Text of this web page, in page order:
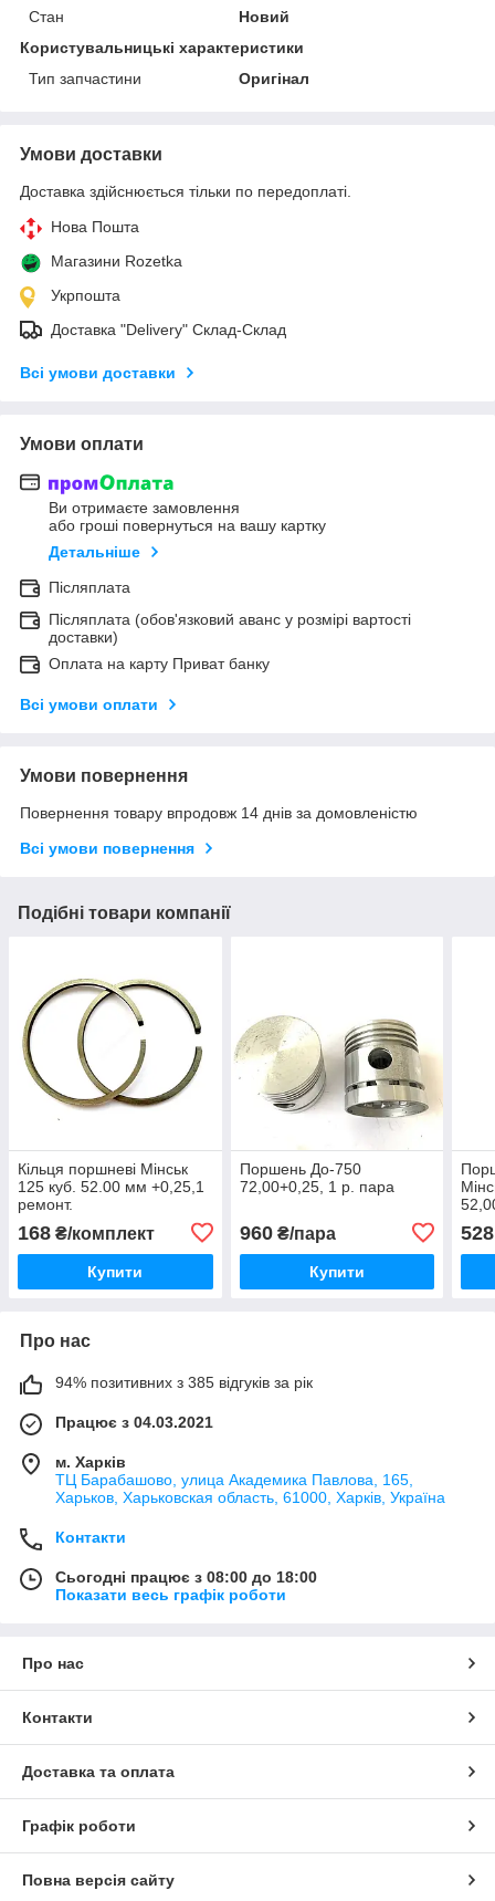
Стан
Новий
Користувальницькі характеристики
Тип запчастини
Оригінал
Умови доставки
Доставка здійснюється тільки по передоплаті.
Нова Пошта
Магазини Rozetka
Укрпошта
Доставка "Delivery" Склад-Склад
Всі умови доставки
Умови оплати
Ви отримаєте замовлення
або гроші повернуться на вашу картку
Детальніше
Післяплата
Післяплата (обов'язковий аванс у розмірі вартості
доставки)
Оплата на карту Приват банку
Всі умови оплати
Умови повернення
Повернення товару впродовж 14 днів за домовленістю
Всі умови повернення
Подібні товари компанії
Кільця поршневі Мінськ
125 куб. 52.00 мм +0,25,1
ремонт.
168 ₴/комплект
Купити
Поршень До-750
72,00+0,25, 1 р. пара
960₴/пара
Купити
528
Про нас
94% позитивних з 385 відгуків за рік
Працює з 04.03.2021
м. Харків
ТЦ Барабашово, улица Академика Павлова, 165,
Харьков, Харьковская область, 61000, Харків, Україна
Контакти
Сьогодні працює з 08:00 до 18:00
Показати весь графік роботи
Про нас
Контакти
Доставка та оплата
Графік роботи
Повна версія сайту